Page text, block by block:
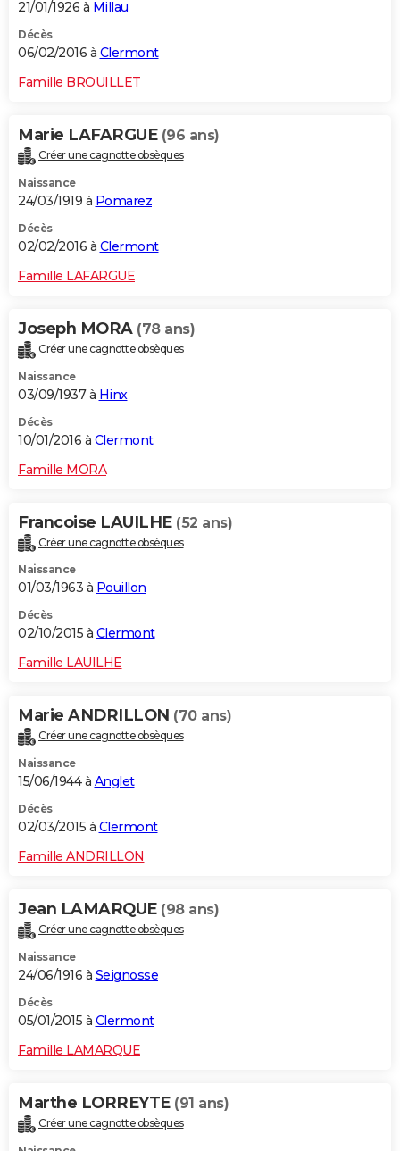
21/01/1926 à Millau
Décès
06/02/2016 à Clermont
Famille BROUILLET
Marie LAFARGUE (96 ans)
Créer une cagnotte obsèques
Naissance
24/03/1919 à Pomarez
Décès
02/02/2016 à Clermont
Famille LAFARGUE
Joseph MORA (78 ans)
Créer une cagnotte obsèques
Naissance
03/09/1937 à Hinx
Décès
10/01/2016 à Clermont
Famille MORA
Francoise LAUILHE (52 ans)
Créer une cagnotte obsèques
Naissance
01/03/1963 à Pouillon
Décès
02/10/2015 à Clermont
Famille LAUILHE
Marie ANDRILLON (70 ans)
Créer une cagnotte obsèques
Naissance
15/06/1944 à Anglet
Décès
02/03/2015 à Clermont
Famille ANDRILLON
Jean LAMARQUE (98 ans)
Créer une cagnotte obsèques
Naissance
24/06/1916 à Seignosse
Décès
05/01/2015 à Clermont
Famille LAMARQUE
Marthe LORREYTE (91 ans)
Créer une cagnotte obsèques